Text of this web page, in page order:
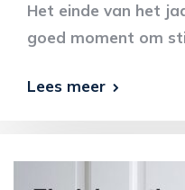
Het einde van het
goed moment om
Lees meer